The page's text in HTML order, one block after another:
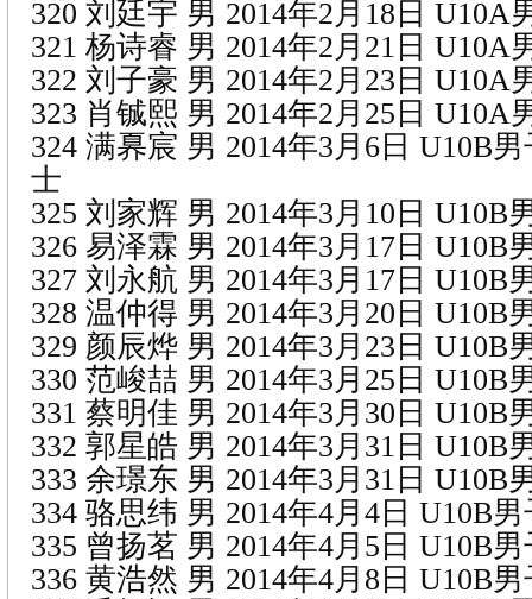
320 刘廷宇 男 2014年2月18日 U10A
321 杨诗睿 男 2014年2月21日 U10A
322 刘子豪 男 2014年2月23日 U10A
323 肖铖熙 男 2014年2月25日 U10A
324 满奡宸 男 2014年3月6日 U10B
士
325 刘家辉 男 2014年3月10日 U10B
326 易泽霖 男 2014年3月17日 U10B
327 刘永航 男 2014年3月17日 U10B
328 温仲得 男 2014年3月20日 U10B
329 颜辰烨 男 2014年3月23日 U10B
330 范峻喆 男 2014年3月25日 U10B
331 蔡明佳 男 2014年3月30日 U10B
332 郭星皓 男 2014年3月31日 U10B
333 余璟东 男 2014年3月31日 U10B
334 骆思纬 男 2014年4月4日 U10B
335 曾扬茗 男 2014年4月5日 U10B
336 黄浩然 男 2014年4月8日 U10B